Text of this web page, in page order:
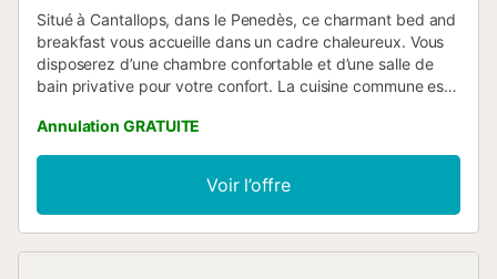
Situé à Cantallops, dans le Penedès, ce charmant bed and
breakfast vous accueille dans un cadre chaleureux. Vous
disposerez d’une chambre confortable et d’une salle de
bain privative pour votre confort. La cuisine commune est
adapté aux appels vidéo, climatisation et télévision
privative. Lit bébé et accès à une machine à laver
partagée sont également à votre disposition. Profitez du
jardin commun, de la terrasse extérieure partagée et de la
douche extérieure. La piscine extérieure partagée et le
Annulation GRATUITE
Voir l’offre